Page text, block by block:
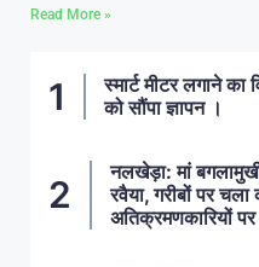
Read More »
स्मार्ट मीटर लगाने
को सौंपा ज्ञापन ।
नलखेड़ा: मां
रवैया, गरीबों पर चला
अतिक्रमणकारियों पर